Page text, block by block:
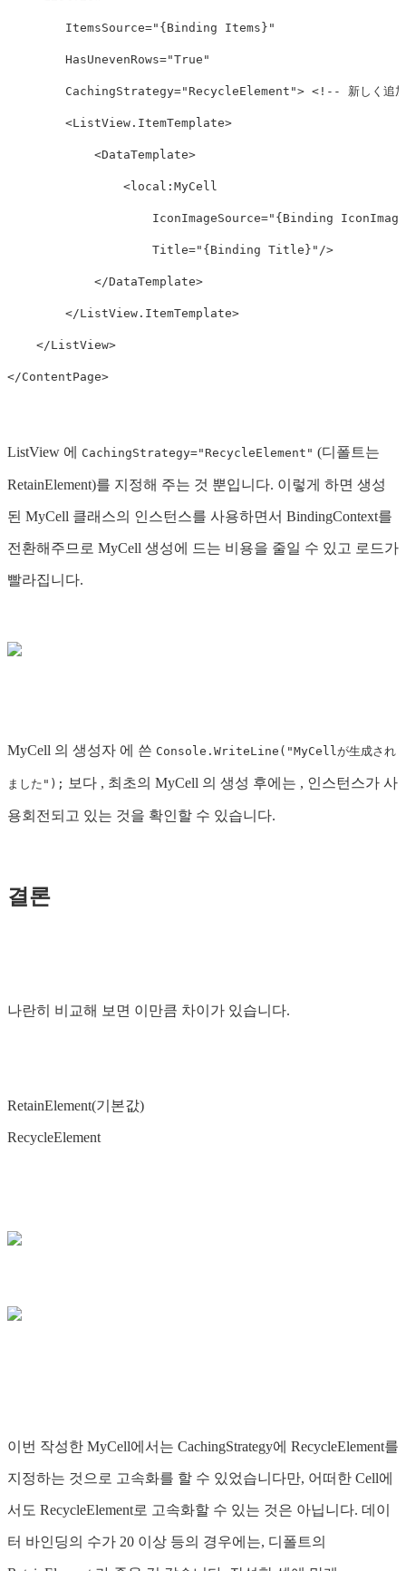
ItemsSource="{Binding Items}"
HasUnevenRows="True"
CachingStrategy="RecycleElement"> <!-- 新しく追
<ListView.ItemTemplate>
<DataTemplate>
<local:MyCell
IconImageSource="{Binding
Title="{Binding Title}" />
</DataTemplate>
</ListView.ItemTemplate>
</ListView>
</ContentPage>
ListView 에 CachingStrategy="RecycleElement" (디폴트는
RetainElement)를 지정해 주는 것 뿐입니다. 이렇게 하면 생성
된 MyCell 클래스의 인스턴스를 사용하면서 BindingContext를
전환해주므로 MyCell 생성에 드는 비용을 줄일 수 있고 로드가
빨라집니다.
MyCell 의 생성자 에 쓴 Console.WriteLine("MyCellが生成され
ました"); 보다 , 최초의 MyCell 의 생성 후에는 , 인스턴스가 사
용회전되고 있는 것을 확인할 수 있습니다.
결론
나란히 비교해 보면 이만큼 차이가 있습니다.
RetainElement(기본값)
RecycleElement
이번 작성한 MyCell에서는 CachingStrategy에 RecycleElement를
지정하는 것으로 고속화를 할 수 있었습니다만, 어떠한 Cell에
서도 RecycleElement로 고속화할 수 있는 것은 아닙니다. 데이
터 바인딩의 수가 20 이상 등의 경우에는, 디폴트의